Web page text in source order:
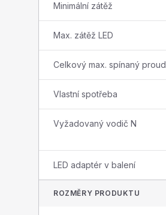
Minimální zátěž
Max. zátěž LED
Celkový max. spínaný proud
Vlastní spotřeba
Vyžadovaný vodič N
LED adaptér v balení
ROZMĚRY PRODUKTU